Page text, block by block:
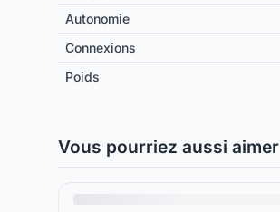
Autonomie
Connexions
Poids
Vous pourriez aussi aimer